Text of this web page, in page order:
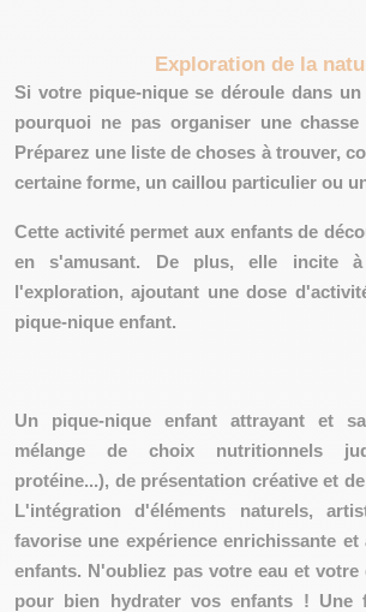
Exploration de la
Si votre pique-nique se déroule dans
pourquoi ne pas organiser une
Préparez une liste de choses à trouver,
certaine forme, un caillou particulier ou
Cette activité permet aux enfants de
en s'amusant. De plus, elle incite
l'exploration, ajoutant une dose
pique-nique enfant.
Un pique-nique enfant attrayant et
mélange de choix nutritionnels
protéine...), de présentation créativeet de
L'intégration d'éléments naturels,
favorise une expérience enrichissante
enfants. N'oubliez pas votre eau et
pour bien hydrater vos enfants ! Une